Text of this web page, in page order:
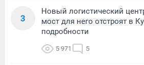
3
Новый логистический
мост для него отстроят в
подробности
5 971 5